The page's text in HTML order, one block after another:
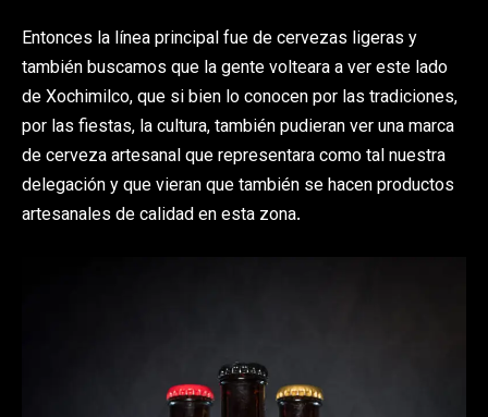
Entonces la línea principal fue de cervezas ligeras y
también buscamos que la gente volteara a ver este lado
de Xochimilco, que si bien lo conocen por las tradiciones,
por las fiestas, la cultura, también pudieran ver una marca
de cerveza artesanal que representara como tal nuestra
delegación y que vieran que también se hacen productos
artesanales de calidad en esta zona.